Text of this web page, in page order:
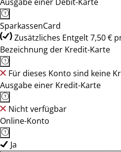
SparkassenCard
Zusätzliches Entgelt 7,50 €
Bezeichnung der Kredit-Karte
Für dieses Konto sind keine
Ausgabe einer Kredit-Karte
Nicht verfügbar
Online-Konto
Ja